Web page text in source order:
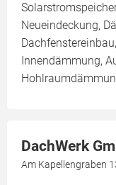
Neueindeckung,
Innendämmung,
DachWerk
Am Kapellengraben